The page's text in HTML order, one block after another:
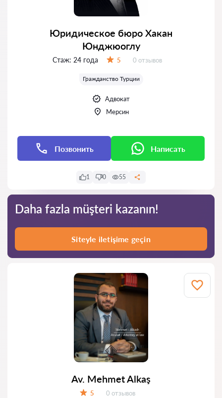
Юридическое бюро Хакан
Юнджюоглу
Стаж: 24 года 5 Отзывов:
0 отзывов
Гражданство Турции
Адвокат
Мерсин
Позвонить Написать
1 0 55
Daha fazla müşteri kazanın!
Siteyle iletişime geçin
Av. Mehmet Alkaş
5 Отзывов:
0 отзывов